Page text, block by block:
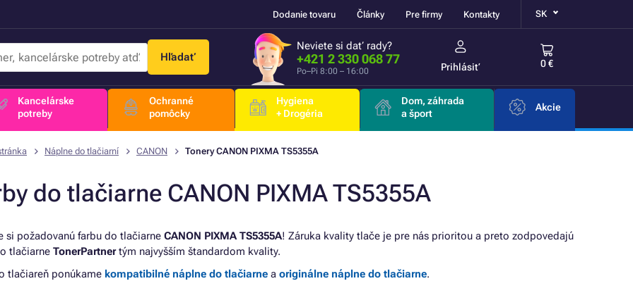
Dodanie tovaru Články Pre firmy Kontakty SK
Hľadať
Neviete si dať rady?
+421 2 330 068 77
Po–Pi 8:00 – 16:00 Prihlásiť 0 €
Kancelárske
potreby
Ochranné
pomôcky
Hygiena
+ Drogéria
Dom, záhrada
a šport
Akcie
Náplne do tlačiarní CANON Tonery CANON PIXMA TS5355A
do tlačiarne CANON PIXMA TS5355A
si požadovanú farbu do tlačiarne CANON PIXMA TS5355A! Záruka kvality tlače je pre nás prioritou a preto zodpovedajú
tlačiarne TonerPartnertým najvyšším štandardom kvality.
tlačiareň ponúkame kompatibilné náplne do tlačiarne a originálne náplne do tlačiarne.